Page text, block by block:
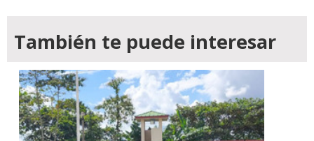
También te puede interesar